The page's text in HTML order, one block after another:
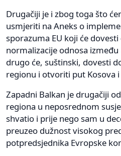
Drugačiji je i zbog toga što
usmjeriti na Aneks o
sporazuma EU koji će
normalizacije odnosa između
drugo će, suštinski, dovesti
regionu i otvoriti put Kosova i
Zapadni Balkan je drugačiji
regiona u neposrednom
shvatio i prije nego sam u
preuzeo dužnost visokog
potpredsjednika Evropske